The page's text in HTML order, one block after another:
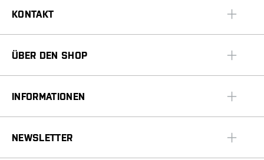
KONTAKT
ÜBER DEN SHOP
INFORMATIONEN
NEWSLETTER